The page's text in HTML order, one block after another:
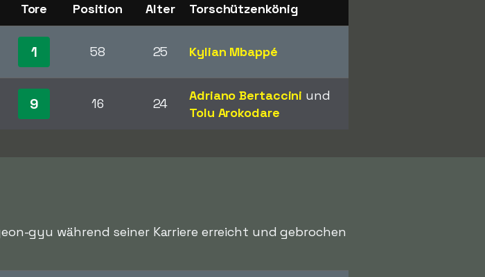
Tore Position Alter Torschützenkönig
1 58 25 Kylian Mbappé
9 16 24
Adriano Bertaccini und
Tolu Arokodare
gyu während seiner Karriere erreicht und gebrochen